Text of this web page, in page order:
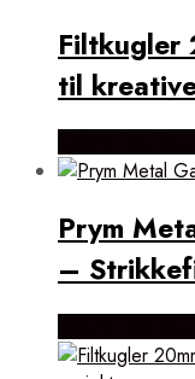
Filtkugler
til
Prym
–